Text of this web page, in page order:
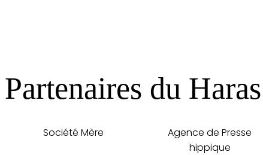
Partenaires du
Société Mère
Agence de Presse
hippique